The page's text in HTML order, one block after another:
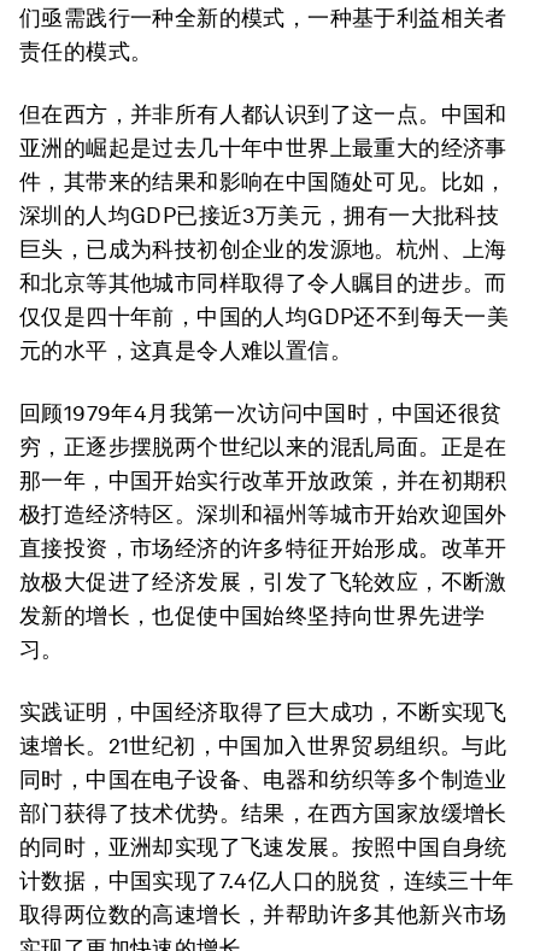
们亟需践行一种全新的模式，一种基于利益相关者
责任的模式。
但在西方，并非所有人都认识到了这一点。中国和
亚洲的崛起是过去几十年中世界上最重大的经济事
件，其带来的结果和影响在中国随处可见。比如，
深圳的人均GDP已接近3万美元，拥有一大批科技
巨头，已成为科技初创企业的发源地。杭州、上海
和北京等其他城市同样取得了令人瞩目的进步。而
仅仅是四十年前，中国的人均GDP还不到每天一美
元的水平，这真是令人难以置信。
回顾1979年4月我第一次访问中国时，中国还很贫
穷，正逐步摆脱两个世纪以来的混乱局面。正是在
那一年，中国开始实行改革开放政策，并在初期积
极打造经济特区。深圳和福州等城市开始欢迎国外
直接投资，市场经济的许多特征开始形成。改革开
放极大促进了经济发展，引发了飞轮效应，不断激
发新的增长，也促使中国始终坚持向世界先进学
习。
实践证明，中国经济取得了巨大成功，不断实现飞
速增长。21世纪初，中国加入世界贸易组织。与此
同时，中国在电子设备、电器和纺织等多个制造业
部门获得了技术优势。结果，在西方国家放缓增长
的同时，亚洲却实现了飞速发展。按照中国自身统
计数据，中国实现了7.4亿人口的脱贫，连续三十年
取得两位数的高速增长，并帮助许多其他新兴市场